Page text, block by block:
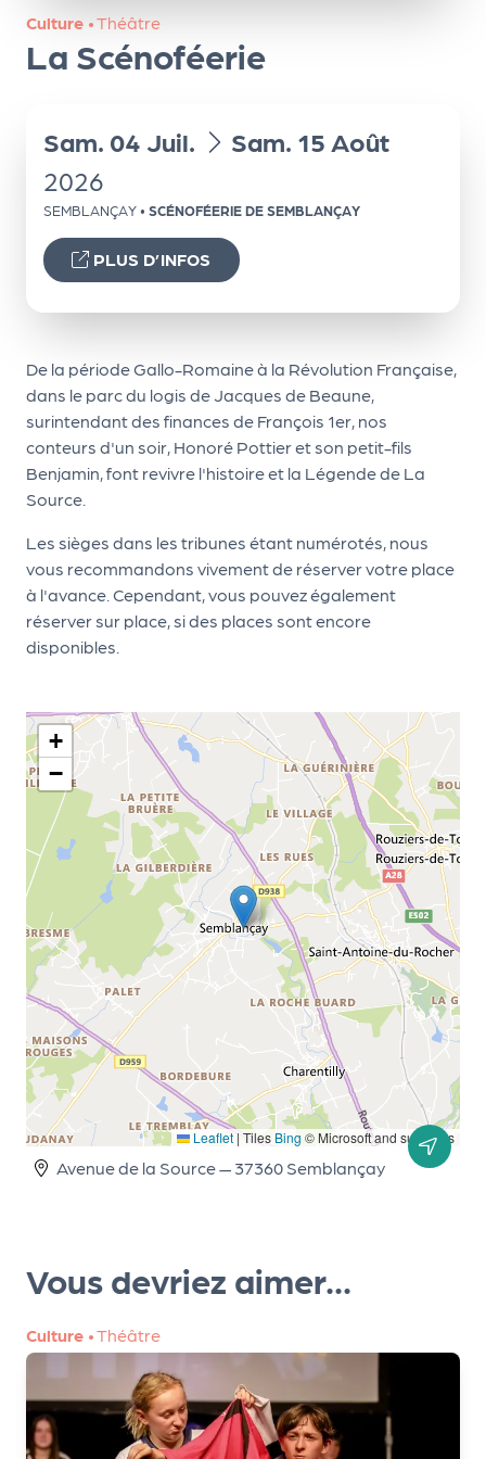
Culture •Théâtre
La Scénoféerie
du
Sam. 04 Juil. au
Sam. 15 Août
2026
SEMBLANÇAY • SCÉNOFÉERIE DE SEMBLANÇAY
PLUS D’INFOS
De la période Gallo-Romaine à la Révolution Française,
dans le parc du logis de Jacques de Beaune,
surintendant des finances de François 1er, nos
conteurs d'un soir, Honoré Pottier et son petit-fils
Benjamin, font revivre l'histoire et la Légende de La
Source.
Les sièges dans les tribunes étant numérotés, nous
vous recommandons vivement de réserver votre place
à l'avance. Cependant, vous pouvez également
réserver sur place, si des places sont encore
disponibles.
+
−
Leaflet | Tiles Bing © Microsoft and suppliers
Avenue de la Source — 37360 Semblançay
Vous devriez aimer...
Culture •Théâtre
ns
PR
G!
PR
O
G!
Le
Ma
Sui
vr
e
le
PR
O
G!
N
se
rvi
ce
s
L
e
k
it
d
e
l'
o
r
g
i
a
e